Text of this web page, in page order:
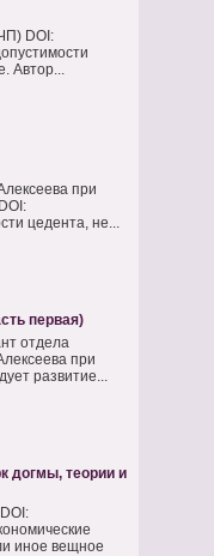
DOI:
Автор...
при
цедента, не...
первая)
отдела
при
развитие...
догмы, теории и
иное вещное